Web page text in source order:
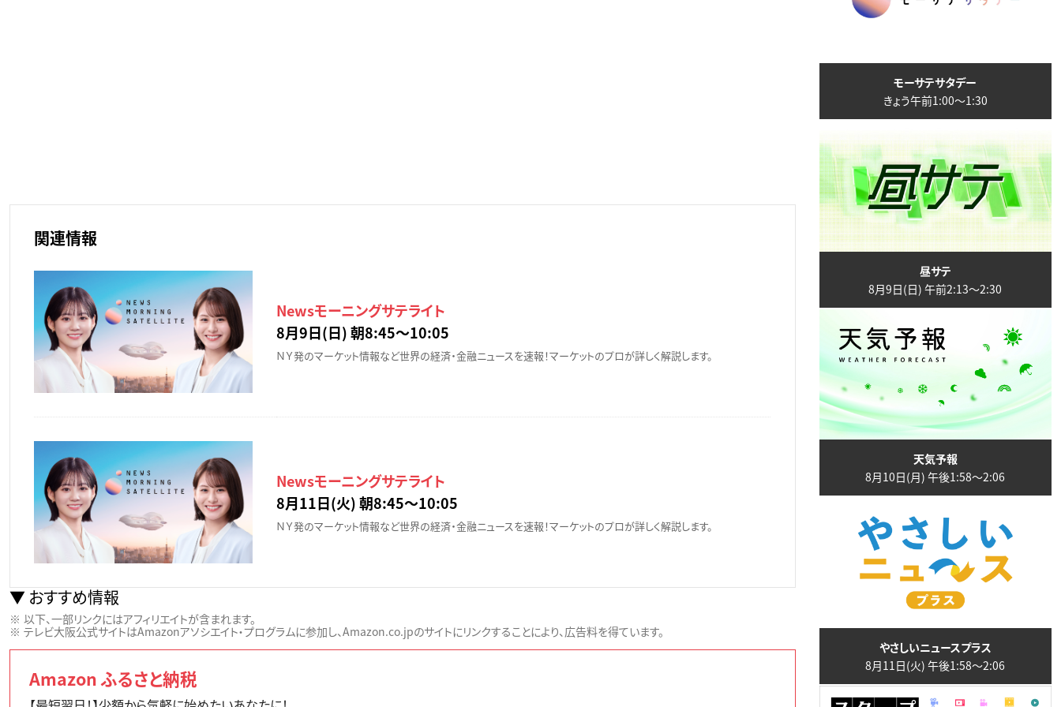
関連情報
Newsモーニングサテライト
8月9日(日) 朝8:45〜10:05
ＮＹ発のマーケット情報など世界の経済・金融ニュースを速報！マーケットのプロが詳しく解説します。
Newsモーニングサテライト
8月11日(火) 朝8:45〜10:05
ＮＹ発のマーケット情報など世界の経済・金融ニュースを速報！マーケットのプロが詳しく解説します。
おすすめ情報
以下、一部リンクにはアフィリエイトが含まれます。
テレビ大阪公式サイトはAmazonアソシエイト・プログラムに参加し、Amazon.co.jpのサイトにリンクすることにより、広告料を得ています。
Amazon ふるさと納税
モーサテサタデー
きょう午前1:00〜1:30
昼サテ
8月9日(日) 午前2:13〜2:30
天気予報
8月10日(月) 午後1:58〜2:06
やさしいニュースプラス
8月11日(火) 午後1:58〜2:06